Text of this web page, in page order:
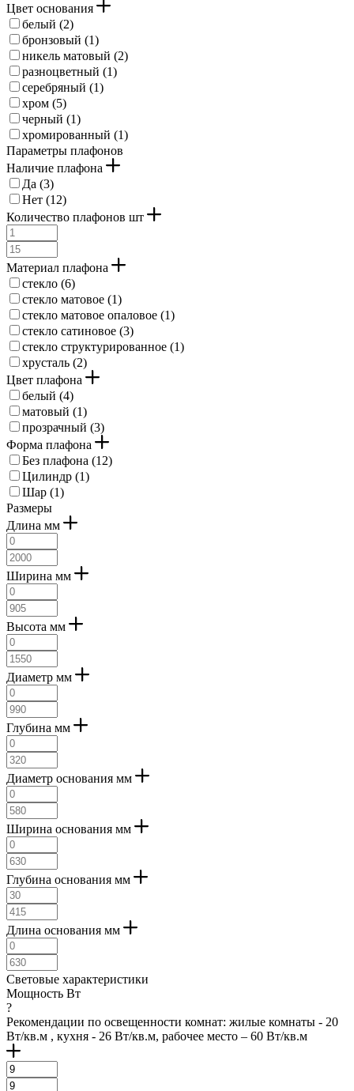
Цвет основания
белый (2)
бронзовый (1)
никель матовый (2)
разноцветный (1)
серебряный (1)
хром (5)
черный (1)
хромированный (1)
Параметры плафонов
Наличие плафона
Да (3)
Нет (12)
Количество плафонов шт
Материал плафона
стекло (6)
стекло матовое (1)
стекло матовое опаловое (1)
стекло сатиновое (3)
стекло структурированное (1)
хрусталь (2)
Цвет плафона
белый (4)
матовый (1)
прозрачный (3)
Форма плафона
Без плафона (12)
Цилиндр (1)
Шар (1)
Размеры
Длина мм
Ширина мм
Высота мм
Диаметр мм
Глубина мм
Диаметр основания мм
Ширина основания мм
Глубина основания мм
Длина основания мм
Световые характеристики
Мощность Вт
?
Рекомендации по освещенности комнат: жилые комнаты - 20
Вт/кв.м , кухня - 26 Вт/кв.м, рабочее место – 60 Вт/кв.м